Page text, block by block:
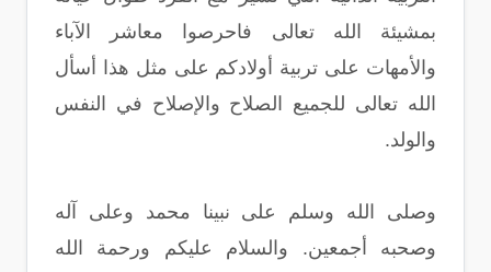
بمشيئة الله تعالى فاحرصوا معاشر الآباء
والأمهات على تربية أولادكم على مثل هذا أسأل
الله تعالى للجميع الصلاح والإصلاح في النفس
والولد.
وصلى الله وسلم على نبينا محمد وعلى آله
وصحبه أجمعين. والسلام عليكم ورحمة الله